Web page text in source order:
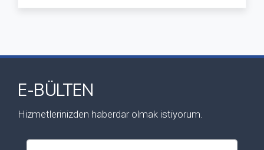
E-BÜLTEN
Hizmetlerinizden haberdar olmak istiyorum.